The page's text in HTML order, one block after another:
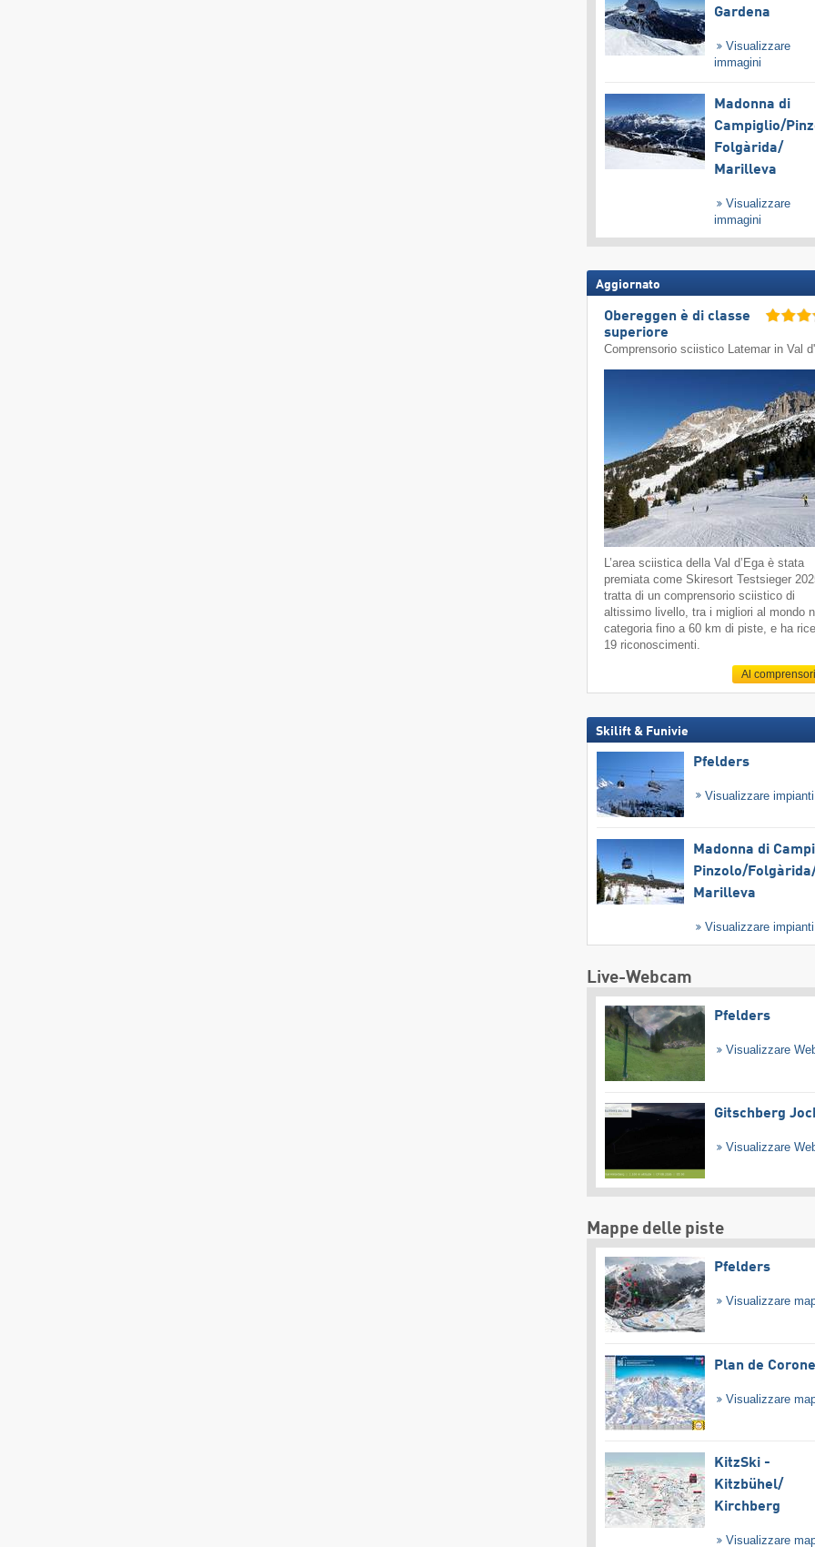
Gardena
Visualizzare
immagini
Madonna di
Campiglio/​
Folgàrida/​
Marilleva
Visualizzare
immagini
Aggiornato
Obereggen è di classe
superiore
Comprensorio sciistico Latemar in Val
L’area sciistica della Val d’Ega è stata
premiata come Skiresort Testsieger
tratta di un comprensorio sciistico di
altissimo livello, tra i migliori al mondo
categoria fino a 60 km di piste, e ha
19 riconoscimenti.
Al
Skilift & Funivie
Pfelders
Visualizzare
Madonna di
Pinzolo/​
Marilleva
Visualizzare
Live-Webcam
Pfelders
Visualizzare
Gitschberg
Visualizzare
Mappe delle piste
Pfelders
Visualizzare
Plan de
Visualizzare
KitzSki -
Kitzbühel/​
Kirchberg
Visualizzare